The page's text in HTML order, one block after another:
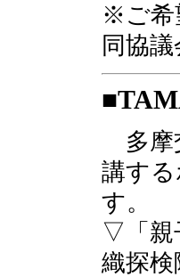
※ご希
同協
多摩
講す
す。
▽「親
織探